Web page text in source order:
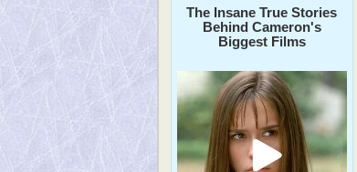
The Insane True Stories
Behind Cameron's
Biggest Films